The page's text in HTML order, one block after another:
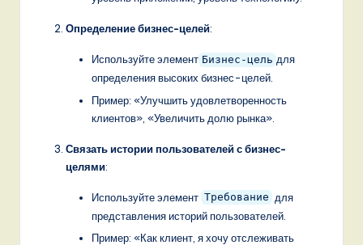
Определение бизнес-целей:
Используйте элемент Бизнес-цель для
определения высоких бизнес-целей.
Пример: «Улучшить удовлетворенность
клиентов», «Увеличить долю рынка».
Связать истории пользователей с бизнес-
целями:
Используйте элемент Требование для
представления историй пользователей.
Пример: «Как клиент, я хочу отслеживать